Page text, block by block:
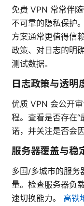
免费 VPN 常常伴
不可靠的隐私保护
方案通常更值得信
政策、对日志的明
测试数据。
日志政策与透明
优质 VPN 会公开
程。查看是否存在“
诺，并关注是否会
服务器覆盖与稳
多国/多城市的服务
量。检查服务器负
速切换能力。 高铁